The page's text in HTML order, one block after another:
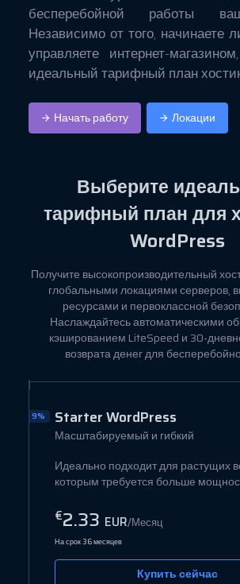
бесперебойной работы
Независимо от того, начинаете
управляете интернет-
идеальный тарифный план
Начать работу Локации
Выберите
тарифный план для
WordPress
Получите высокопроизводительный
глобальными локациями серверов,
ресурсами и первоклассной
Наслаждайтесь автоматическими
кэшированием LiteSpeed и 30-
возврата денег для
9% Starter WordPress
Масштабируемый и гибкий
Идеально подходит для растущих
которым требуется больше
€2.33 EUR/Месяц
На срок 36 месяцев
Купить сейчас